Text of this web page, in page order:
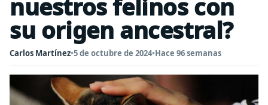
nuestros felinos con
su origen ancestral?
Carlos Martínez•5 de octubre de 2024•Hace 96 semanas